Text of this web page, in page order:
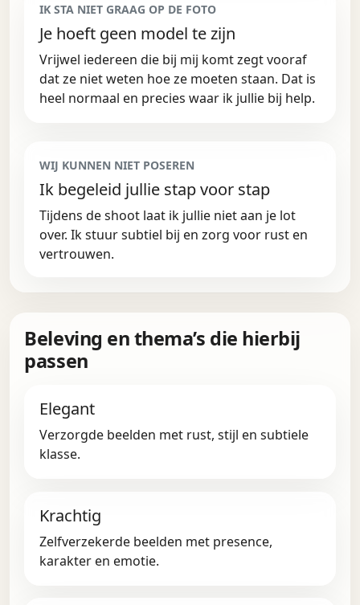
IK STA NIET GRAAG OP DE FOTO
Je hoeft geen model te zijn
Vrijwel iedereen die bij mij komt zegt vooraf
dat ze niet weten hoe ze moeten staan. Dat is
heel normaal en precies waar ik jullie bij help.
WIJ KUNNEN NIET POSEREN
Ik begeleid jullie stap voor stap
Tijdens de shoot laat ik jullie niet aan je lot
over. Ik stuur subtiel bij en zorg voor rust en
vertrouwen.
Beleving en thema’s die hierbij
passen
Elegant
Verzorgde beelden met rust, stijl en subtiele
klasse.
Krachtig
Zelfverzekerde beelden met presence,
karakter en emotie.